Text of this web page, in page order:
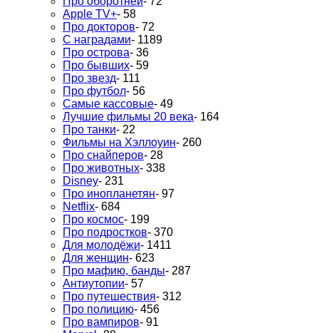
Apple TV+- 58
Про докторов- 72
С наградами- 1189
Про острова- 36
Про бывших- 59
Про звезд- 111
Про футбол- 56
Самые кассовые- 49
Лучшие фильмы 20 века- 164
Про танки- 22
Фильмы на Хэллоуин- 260
Про снайперов- 28
Про животных- 338
Disney- 231
Про инопланетян- 97
Netflix- 684
Про космос- 199
Про подростков- 370
Для молодёжи- 1411
Для женщин- 623
Про мафию, банды- 287
Антиутопии- 57
Про путешествия- 312
Про полицию- 456
Про вампиров- 91